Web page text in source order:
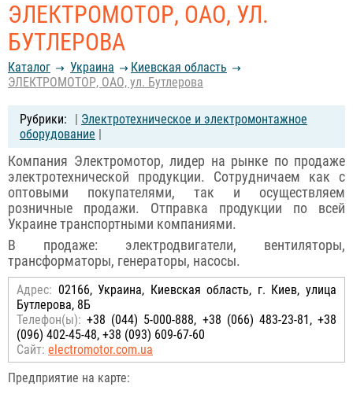
ЭЛЕКТРОМОТОР, ОАО, УЛ.
БУТЛЕРОВА
Каталог Украина
Киевская область
ЭЛЕКТРОМОТОР, ОАО, ул. Бутлерова
| Электротехническое и электромонтажное
оборудование |
Компания Электромотор, лидер на рынке по продаже
электротехнической продукции. Сотрудничаем как с
оптовыми покупателями, так и осуществляем
розничные продажи. Отправка продукции по всей
Украине транспортными компаниями.
В продаже: электродвигатели, вентиляторы,
трансформаторы, генераторы, насосы.
Адрес: 02166, Украина, Киевская область, г. Киев, улица
Бутлерова, 8Б
Телефон(ы): +38 (044) 5-000-888, +38 (066) 483-23-81, +38
(096) 402-45-48, +38 (093) 609-67-60
Сайт: electromotor.com.ua
Предприятие на карте: